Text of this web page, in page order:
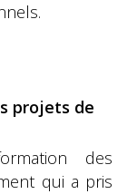
projets de
des
qui a pris